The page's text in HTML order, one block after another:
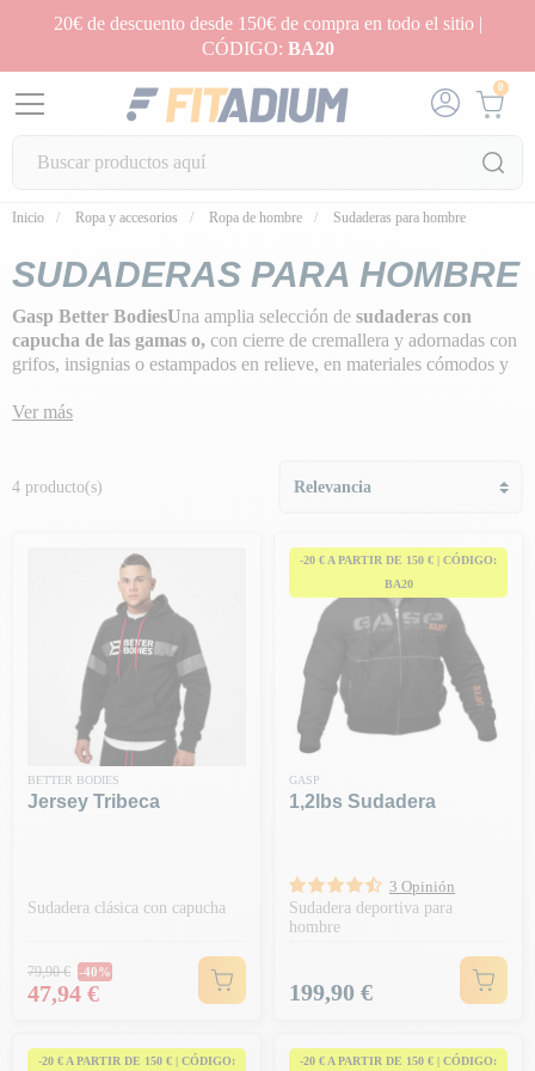
20€ de descuento desde 150€ de compra en todo el sitio |
CÓDIGO: BA20
0
Inicio Ropa y accesorios Ropa de hombre Sudaderas para hombre
SUDADERAS PARA HOMBRE
Gasp Better BodiesUna amplia selección de sudaderas con
capucha de las gamas o, con cierre de cremallera y adornadas con
grifos, insignias o estampados en relieve, en materiales cómodos y
look deportivo único y diferente.
Ver más
4 producto(s)
BETTER BODIES
Jersey Tribeca
Sudadera clásica con capucha
Precio habitual
79,90 € -40%
Precio
47,94 €
-20 € A PARTIR DE 150 € | CÓDIGO:
BA20
GASP
1,2lbs Sudadera
3 Opinión
Sudadera deportiva para
hombre
Precio
199,90 €
-20 € A PARTIR DE 150 € | CÓDIGO:
-20 € A PARTIR DE 150 € | CÓDIGO: